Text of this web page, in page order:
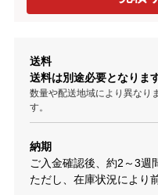
送料
送料は別途必要となります
数量や配送地域により異なり
す。
納期
ご入金確認後、約2～3週
ただし、在庫状況により